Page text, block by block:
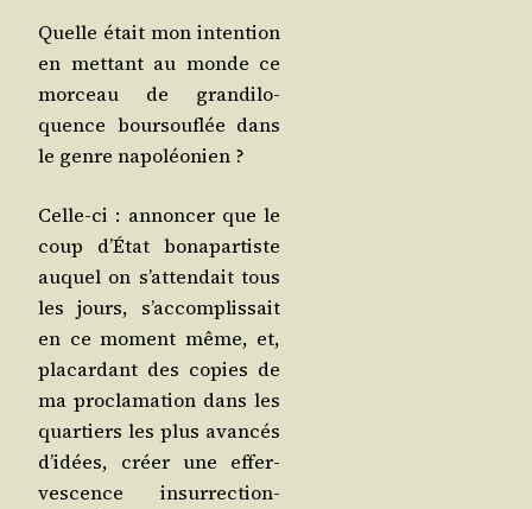
Quelle était mon inten­tion
en met­tant au monde ce
mor­ceau de gran­di­lo­
quence bour­sou­flée dans
le genre napoléonien ?
Celle-ci : annon­cer que le
coup d’É­tat bona­par­tiste
auquel on s’at­ten­dait tous
les jours, s’ac­com­plis­sait
en ce moment même, et,
pla­car­dant des copies de
ma pro­cla­ma­tion dans les
quar­tiers les plus avan­cés
d’i­dées, créer une effer­
ves­cence insur­rec­tion­